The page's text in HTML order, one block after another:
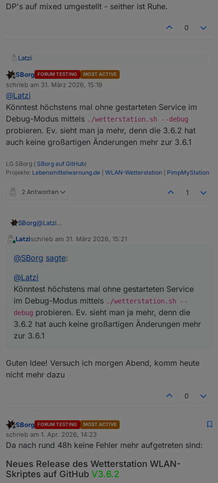
DP's auf mixed umgestellt - seither ist Ruhe.
0
Latzi
An der Version kann es eigentlich nicht liegen, sonst
So sehe ich das auch. Hab jetzt 3 Mal die 3.6.1 versucht
ich schon auf 3.0.7 und hab die angemeckerten DP's auf
mixed umgestellt - seither ist Ruhe.
Offline
SBorg FORUM TESTING MOST ACTIVE
schrieb am 31. März 2026, 15:19
zuletzt editiert von
@Latzi
Könntest höchstens mal ohne gestarteten Service im
Debug-Modus mittels ./wetterstation.sh --debug
probieren. Ev. sieht man ja mehr, denn die 3.6.2 hat
auch keine großartigen Änderungen mehr zur 3.6.1
LG SBorg ( SBorg auf GitHub)
Projekte: Lebensmittelwarnung.de WLAN-Wetterstation PimpMyStation
2 Antworten 1
SBorg@Latzi
Debug-Modus mittels./wetterstation.sh --debug
auch keine großartigen Änderungen mehr zur 3.6.1
Latzischrieb am 31. März 2026, 15:21
zuletzt editiert von
@SBorg sagte:
@Latzi
Könntest höchstens mal ohne gestarteten Service
im Debug-Modus mittels ./wetterstation.sh --
debug probieren. Ev. sieht man ja mehr, denn die
3.6.2 hat auch keine großartigen Änderungen mehr
zur 3.6.1
Guten Idee! Versuch ich morgen Abend, komm heute
nicht mehr dazu
0
Offline
SBorg FORUM TESTING MOST ACTIVE
schrieb am 1. Apr. 2026, 14:23
zuletzt editiert von
Da nach rund 48h keine Fehler mehr aufgetreten sind:
Neues Release des Wetterstation WLAN-
Skriptes auf GitHub V3.6.2